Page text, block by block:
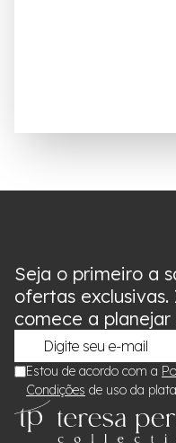
Seja o primeiro a
ofertas
comece a
Estou de acordo com a
Condições de uso da